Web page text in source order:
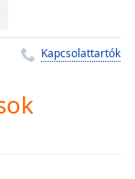
Kapcsolattartók